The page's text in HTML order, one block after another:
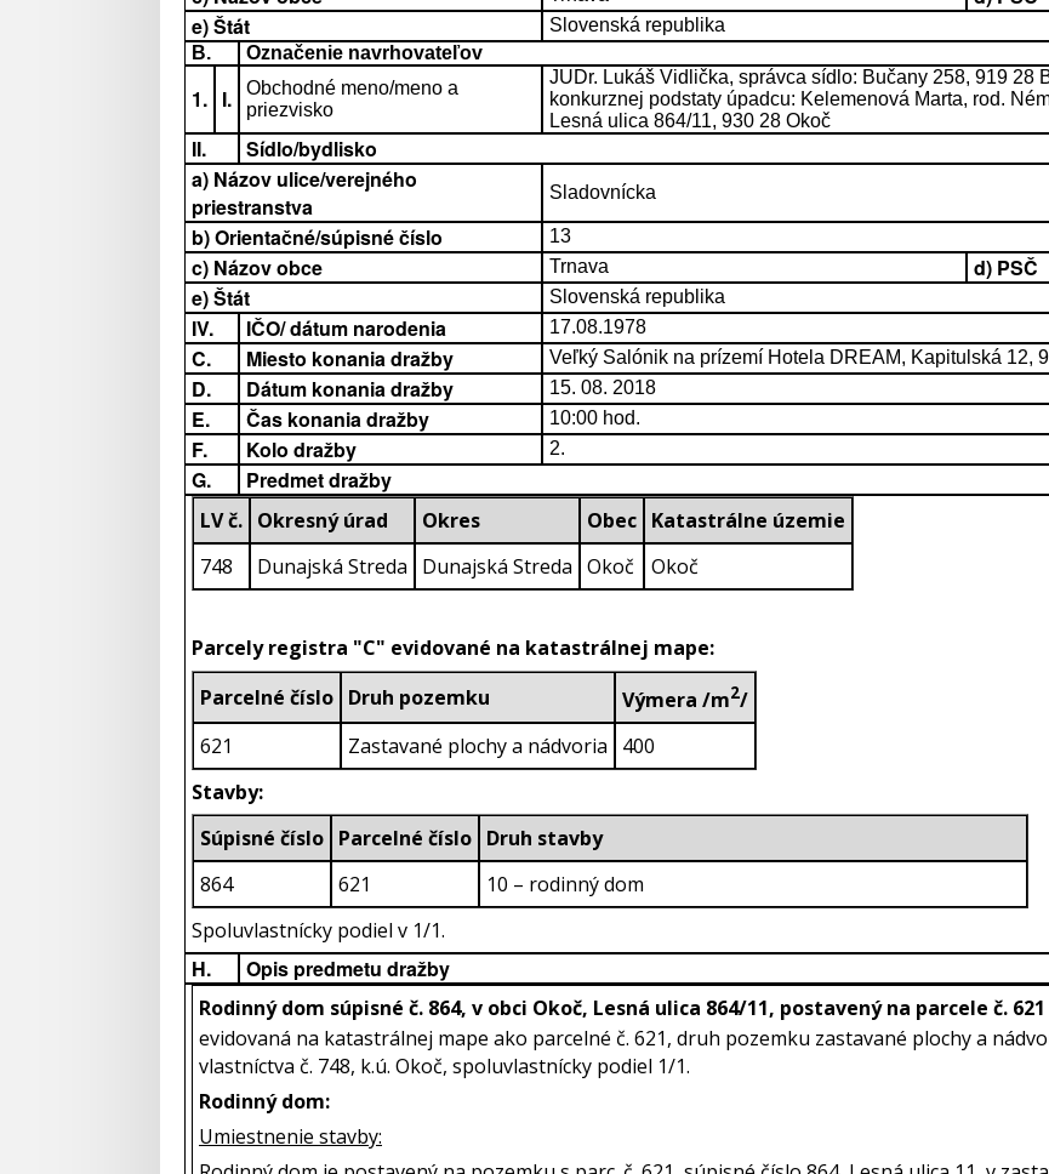
e) Štát
Slovenská republika
B.
Označenie navrhovateľov
1. I.
Obchodné meno/meno a
priezvisko
JUDr. Lukáš Vidlička, správca sídlo: Bučany 258, 919 28
konkurznej podstaty úpadcu: Kelemenová Marta, rod.
Lesná ulica 864/11, 930 28 Okoč
II.
Sídlo/bydlisko
a) Názov ulice/verejného
priestranstva
Sladovnícka
b) Orientačné/súpisné číslo 13
c) Názov obce Trnava d) PSČ
e) Štát Slovenská republika
IV. IČO/ dátum narodenia 17.08.1978
C. Miesto konania dražby Veľký Salónik na prízemí Hotela DREAM, Kapitulská 12,
D. Dátum konania dražby 15. 08. 2018
E. Čas konania dražby 10:00 hod.
F. Kolo dražby 2.
G. Predmet dražby
LV č. Okresný úrad Okres Obec Katastrálne územie
748
Dunajská Streda Dunajská Streda Okoč Okoč
Parcely registra "C" evidované na katastrálnej mape:
Parcelné číslo Druh pozemku Výmera /m2/
621
Zastavané plochy a nádvoria
400
Stavby:
Súpisné číslo Parcelné číslo Druh stavby
864
621
10 – rodinný dom
Spoluvlastnícky podiel v 1/1.
H. Opis predmetu dražby
Rodinný dom súpisné č. 864, v obci Okoč, Lesná ulica 864/11, postavený na parcele č.
evidovaná na katastrálnej mape ako parcelné č. 621, druh pozemku zastavané plochy a
vlastníctva č. 748, k.ú. Okoč, spoluvlastnícky podiel 1/1.
Rodinný dom:
Umiestnenie stavby: